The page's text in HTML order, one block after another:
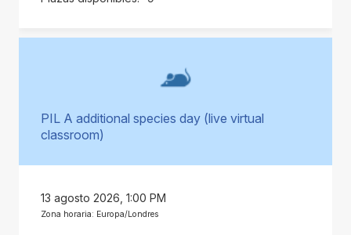
PIL A additional species day (live virtual
classroom)
13 agosto 2026, 1:00 PM
Zona horaria: Europa/Londres